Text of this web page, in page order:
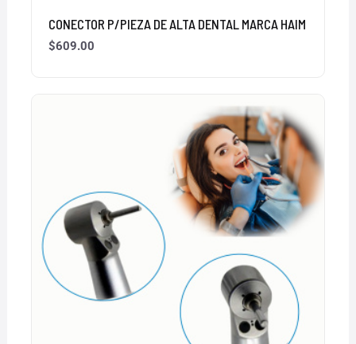
CONECTOR P/PIEZA DE ALTA DENTAL MARCA HAIM
$609.00